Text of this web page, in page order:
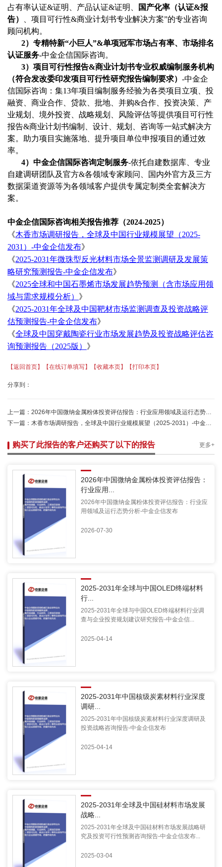
占有率认证&证明、产品认证&证明、 国产化率（认证&报
告）
项目可行性&商业计划书专业解决方案”的专业咨询
顾问机构。
2）专精特新“小巨人”&单项冠军市场占有率、市场排名
认证服务-中金企信国际咨询。
3）项目可行性报告&商业计划书专业权威编制服务机构
（符合发改委印发项目可行性研究报告编制要求） -中金企
信国际咨询：集13年项目编制服务经验为各类项目立项、投
融资、商业合作、贷款、批地、并购&合作、投资决策、产
业规划、境外投资、战略规划、风险评估等提供项目可行性
报告&商业计划书编制、设计、规划、咨询等一站式解决方
案。助力项目实施落地、提升项目单位申报项目的通过效
率。
4）中金企信国际咨询定制服务-依托自建数据库、专业
自建调研团队及官方&各领域专家顾问、国内外官方及三方
数据渠道资源等为各领域客户提供专属定制类全套解决方
案。
中金企信国际咨询相关报告推荐（2024-2025）
《木香市场调研报告，全球及中国行业规模展望（2025-
2031）-中金企信发布》
《2025-2031年微珠型反光材料市场全景监测调研及发展策
略研究预测报告-中金企信发布》
《2025全球和中国石墨烯市场发展趋势预测（含市场应用领
域与需求规模分析） 》
《2025-2031年全球及中国靶材市场监测调查及投资战略评
估预测报告-中金企信发布》
《全球及中国穿戴陶瓷行业市场发展趋势及投资战略评估咨
询预测报告（2025版） 》
【返回首页】 【在线订单填写】 【收藏本页】 【打印本页】
分享到：
上一篇： 2026年中国微纳金属粉体投资评估报告：行业应用领域及运行态势分析-中金企信发布
下一篇： 木香市场调研报告，全球及中国行业规模展望（2025-2031）-中金企信发布
购买了此报告的客户还购买了以下的报告 更多+
2026年中国微纳金属粉体投资评估报告：
行业应用...
2026年中国微纳金属粉体投资评估报告：行业应
用领域及运行态势分析-中金企信发布
2026-07-30
2025-2031年全球与中国OLED终端材料
行...
2025-2031年全球与中国OLED终端材料行业调
查与企业投资规划建议研究报告-中金企信...
2025-04-14
2025-2031年中国核级炭素材料行业深度
调研...
2025-2031年中国核级炭素材料行业深度调研及
投资战略咨询报告-中金企信发布
2025-04-14
2025-2031年全球及中国硅材料市场发展
战略...
2025-2031年全球及中国硅材料市场发展战略研
究及投资可行性预测咨询报告-中金企信发布...
2025-03-04